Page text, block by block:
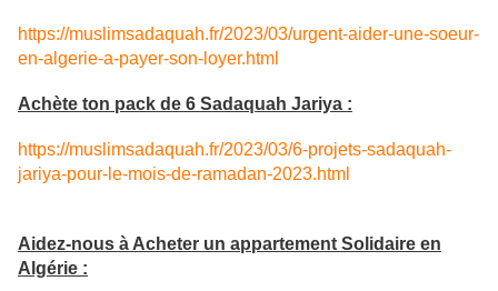
https://muslimsadaquah.fr/2023/03/urgent-aider-une-soeur-
en-algerie-a-payer-son-loyer.html
Achète ton pack de 6 Sadaquah Jariya :
https://muslimsadaquah.fr/2023/03/6-projets-sadaquah-
jariya-pour-le-mois-de-ramadan-2023.html
Aidez-nous à Acheter un appartement Solidaire en
Algérie :